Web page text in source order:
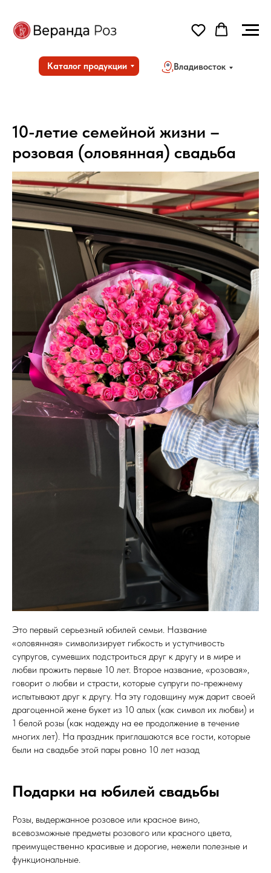
Каталог продукции Владивосток
10-летие семейной жизни –
розовая (оловянная) свадьба
Это первый серьезный юбилей семьи. Название
«оловянная» символизирует гибкость и уступчивость
супругов, сумевших подстроиться друг к другу и в мире и
любви прожить первые 10 лет. Второе название, «розовая»,
говорит о любви и страсти, которые супруги по-прежнему
испытывают друг к другу. На эту годовщину муж дарит своей
драгоценной жене букет из 10 алых (как символ их любви) и
1 белой розы (как надежду на ее продолжение в течение
многих лет). На праздник приглашаются все гости, которые
были на свадьбе этой пары ровно 10 лет назад
Подарки на юбилей свадьбы
Розы, выдержанное розовое или красное вино,
всевозможные предметы розового или красного цвета,
преимущественно красивые и дорогие, нежели полезные и
функциональные.